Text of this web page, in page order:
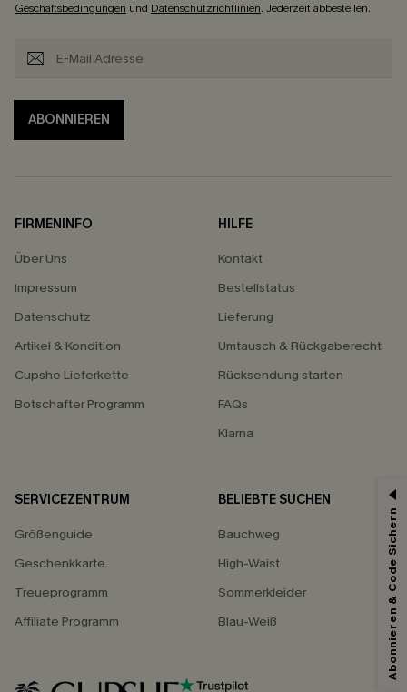
Geschäftsbedingungen und Datenschutzrichtlinien. Jederzeit abbestellen.
ABONNIEREN
FIRMENINFO
Über Uns
Impressum
Datenschutz
Artikel & Kondition
Cupshe Lieferkette
Botschafter Programm
HILFE
Kontakt
Bestellstatus
Lieferung
Umtausch & Rückgaberecht
Rücksendung starten
FAQs
Klarna
SERVICEZENTRUM
Größenguide
Geschenkkarte
Treueprogramm
Affiliate Programm
BELIEBTE SUCHEN
Bauchweg
High-Waist
Sommerkleider
Blau-Weiß
15% ERHALTEN
15% ohne MBW für E-Mail-Abonnenten.
*Ein Code pro Bestellung. Jeder Code ist einmal gültig.
undDatenschutzbestimmungen. Sie können sich jederzeit abmelden.
Abonnieren & Code Sichern